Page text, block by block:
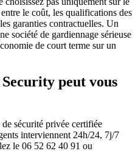
le coût, les qualifications des
garanties contractuelles. Un
société de gardiennage sérieuse
de court terme sur un
peut vous
sécurité privée certifiée
interviennent 24h/24, 7j/7
le 06 52 62 40 91 ou